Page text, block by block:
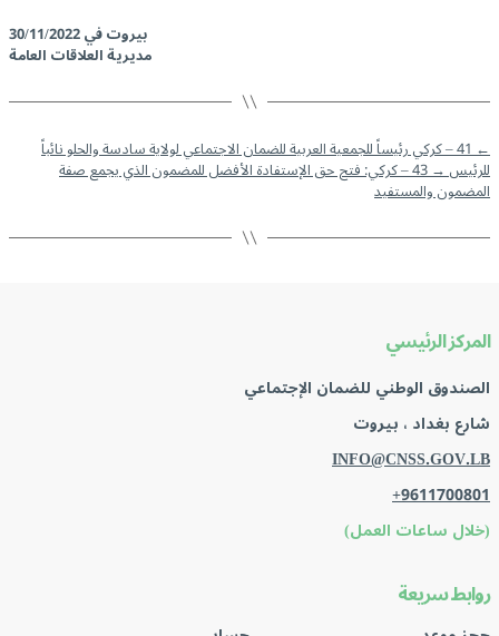
بيروت في 30/11/2022
مديرية العلاقات العامة
← 41 – كركي رئيساً للجمعية العربية للضمان الاجتماعي لولاية سادسة والحلو نائباً
للرئيس→ 43 – كركي: فتح حق الإستفادة الأفضل للمضمون الذي يجمع صفة
المضمون والمستفيد
المركز الرئيسي
الصندوق الوطني للضمان الإجتماعي
شارع بغداد ، بيروت
INFO@CNSS.GOV.LB
+9611700801
(خلال ساعات العمل)
روابط سريعة